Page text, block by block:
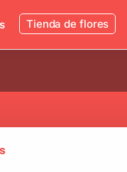
Tienda de flores